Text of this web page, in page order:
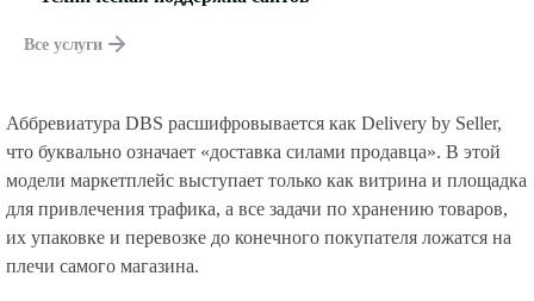
Все услуги
Аббревиатура DBS расшифровывается как Delivery by Seller,
что буквально означает «доставка силами продавца». В этой
модели маркетплейс выступает только как витрина и площадка
для привлечения трафика, а все задачи по хранению товаров,
их упаковке и перевозке до конечного покупателя ложатся на
плечи самого магазина.